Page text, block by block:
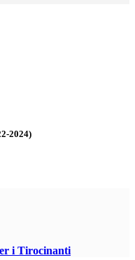
2024)
i Tirocinanti